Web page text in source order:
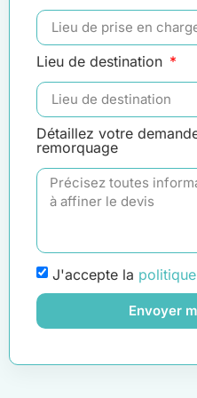
Lieu de destination
Détaillez votre
remorquage
J'accepte la
Envoyer